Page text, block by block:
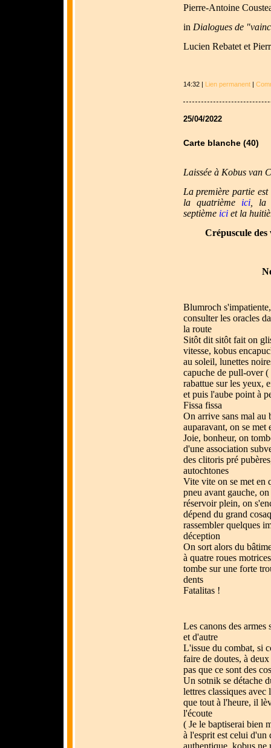
Pierre-Antoine
in Dialogues de
Lucien Rebatet et
14:32 | Lien permanent|
25/04/2022
Carte blanche (40)
Laissée à Kobus van
La première partie est
la quatrième ici, la
septième iciet la
Crépuscule
Blumroch
consulter les oracles
la route
Sitôt dit sitôt fait on
vitesse, kobus
au soleil, lunettes
capuche de pull-over
rabattue sur les yeux,
et puis l'aube point à
Fissa fissa
On arrive sans mal au
auparavant, on se met
Joie, bonheur, on
d'une association
des clitoris pré
autochtones
Vite vite on se met en
pneu avant gauche,
réservoir plein, on
dépend du grand
rassembler quelques
déception
On sort alors du
à quatre roues
tombe sur une forte
dents
Fatalitas !
Les canons des
et d'autre
L'issue du combat, si
faire de doutes, à
pas que ce sont des
Un sotnik se détache
lettres classiques avec
que tout à l'heure, il
l'écoute
( Je le baptiserai bien
à l'esprit est celui d'un